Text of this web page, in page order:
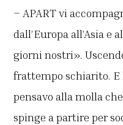
– APART vi
dall’Europa all’Asia e
giorni nostri».
frattempo schiarito. E
pensavo alla molla
spinge a partire per